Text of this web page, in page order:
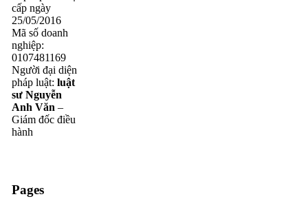
cấp ngày
25/05/2016
Mã số doanh
nghiệp:
0107481169
Người đại diện
pháp luật: luật
sư Nguyễn
Anh Văn –
Giám đốc điều
hành
Pages